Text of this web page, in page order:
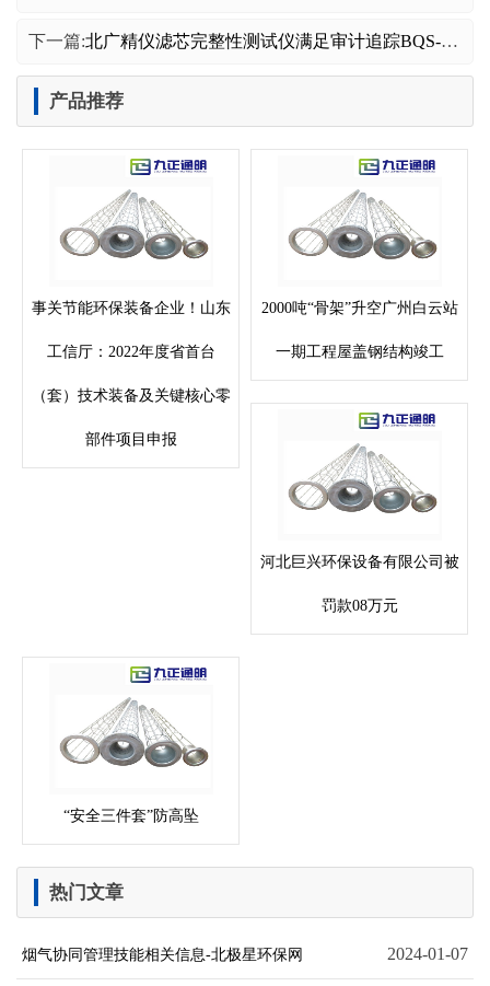
下一篇:北广精仪滤芯完整性测试仪满足审计追踪BQS-2600
产品推荐
事关节能环保装备企业！山东
工信厅：2022年度省首台
（套）技术装备及关键核心零
部件项目申报
2000吨“骨架”升空广州白云站
一期工程屋盖钢结构竣工
河北巨兴环保设备有限公司被
罚款08万元
“安全三件套”防高坠
热门文章
2024-01-07
烟气协同管理技能相关信息-北极星环保网